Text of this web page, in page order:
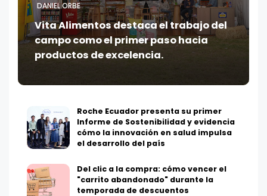
DANIEL ORBE
Vita Alimentos destaca el trabajo del
campo como el primer paso hacia
productos de excelencia.
Roche Ecuador presenta su primer
Informe de Sostenibilidad y evidencia
cómo la innovación en salud impulsa
el desarrollo del país
Del clic a la compra: cómo vencer el
"carrito abandonado" durante la
temporada de descuentos